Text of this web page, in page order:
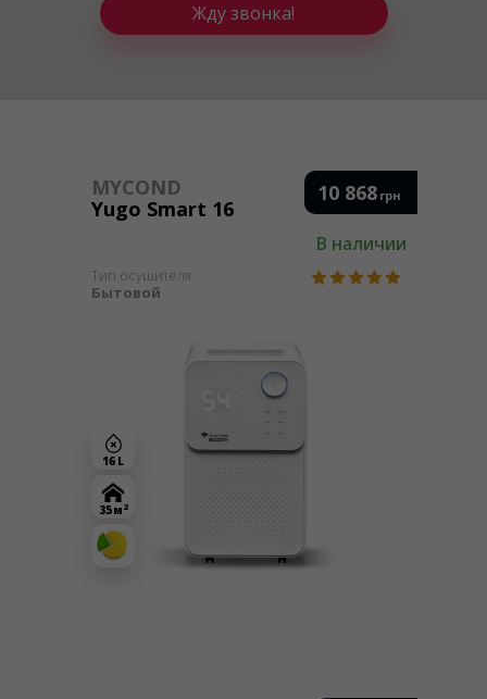
Жду звонка!
10 868 грн
В наличии
MYCOND
Yugo Smart 16
Тип осушителя:
Бытовой
16 L
35 м 2